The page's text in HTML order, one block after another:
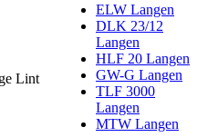
Lint
ELW Langen
DLK 23/12
Langen
HLF 20 Langen
GW-G Langen
TLF 3000
Langen
MTW Langen